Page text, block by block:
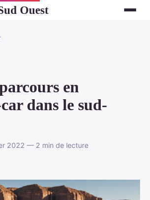
Ouest
en
dans le sud-
2022 — 2 min de lecture